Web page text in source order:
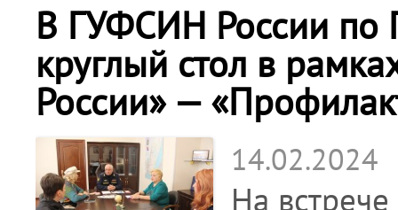
В ГУФСИН России по
круглый стол в
России» —
14.02.2024
На